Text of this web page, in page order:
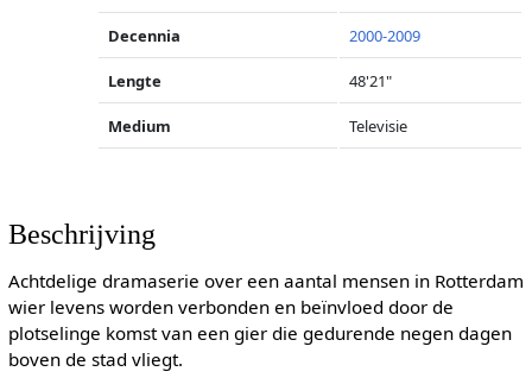
Decennia 2000-2009
Lengte 48'21"
Medium Televisie
Beschrijving
Achtdelige dramaserie over een aantal mensen in Rotterdam
wier levens worden verbonden en beïnvloed door de
plotselinge komst van een gier die gedurende negen dagen
boven de stad vliegt.